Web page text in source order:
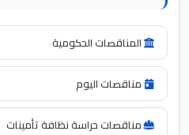
المناقصات الحكومية
مناقصات اليوم
مناقصات حراسة نظافة تأمينات